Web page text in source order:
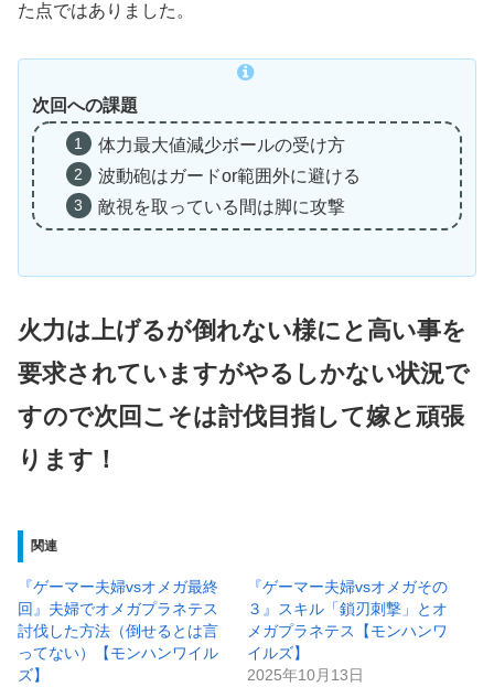
た点ではありました。
次回への課題
体力最大値減少ボールの受け方
波動砲はガードor範囲外に避ける
敵視を取っている間は脚に攻撃
火力は上げるが倒れない様にと高い事を
要求されていますがやるしかない状況で
すので次回こそは討伐目指して嫁と頑張
ります！
関連
『ゲーマー夫婦vsオメガ最終
回』夫婦でオメガプラネテス
討伐した方法（倒せるとは言
ってない）【モンハンワイル
ズ】
『ゲーマー夫婦vsオメガその
３』スキル「鎖刃刺撃」とオ
メガプラネテス【モンハンワ
イルズ】
2025年10月13日